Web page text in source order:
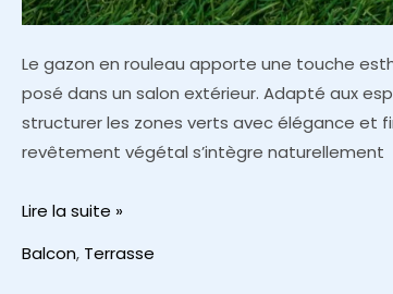
Le gazon en rouleau apporte une touche
posé dans un salon extérieur. Adapté aux
structurer les zones verts avec élégance et
revêtement végétal s’intègre naturellement
Le
Lire la suite »
Balcon, Terrasse